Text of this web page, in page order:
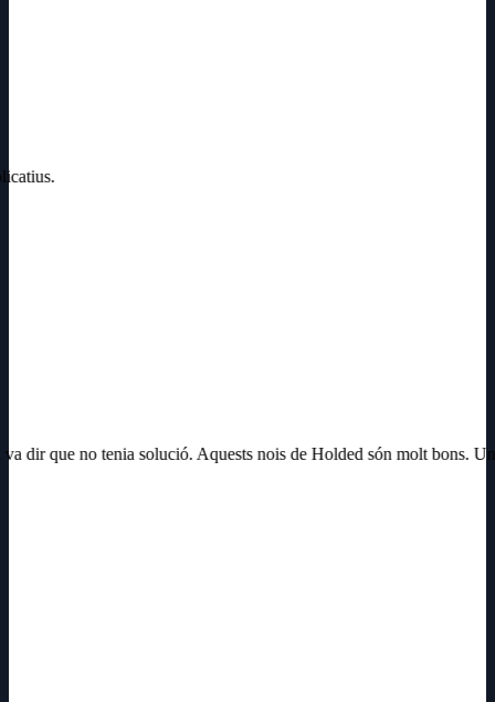
dir que no tenia solució. Aquests nois de Holded són molt bons.